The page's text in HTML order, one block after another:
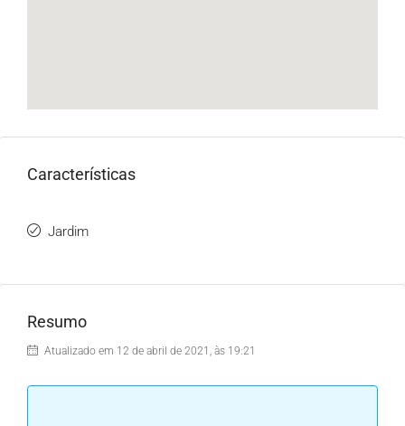
Características
Jardim
Resumo
Atualizado em 12 de abril de 2021, às 19:21